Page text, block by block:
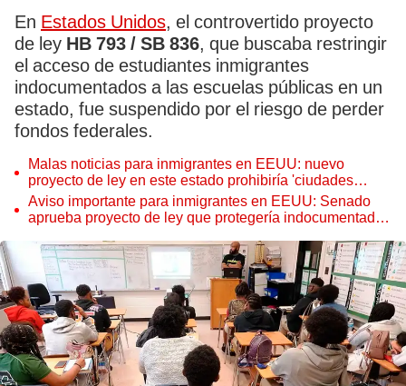
En Estados Unidos, el controvertido proyecto
de ley HB 793 / SB 836, que buscaba restringir
el acceso de estudiantes inmigrantes
indocumentados a las escuelas públicas en un
estado, fue suspendido por el riesgo de perder
fondos federales.
Malas noticias para inmigrantes en EEUU: nuevo
proyecto de ley en este estado prohibiría 'ciudades
santuario' que protegen indocumentados de ICE
Aviso importante para inmigrantes en EEUU: Senado
aprueba proyecto de ley que protegería indocumentados